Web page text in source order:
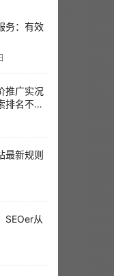
务：有效
推广实况
排名不一
？
最新规则
SEOer从